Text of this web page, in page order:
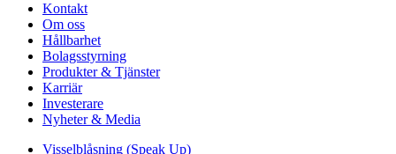
Kontakt
Om oss
Hållbarhet
Bolagsstyrning
Produkter & Tjänster
Karriär
Investerare
Nyheter & Media
Visselblåsning (Speak Up)